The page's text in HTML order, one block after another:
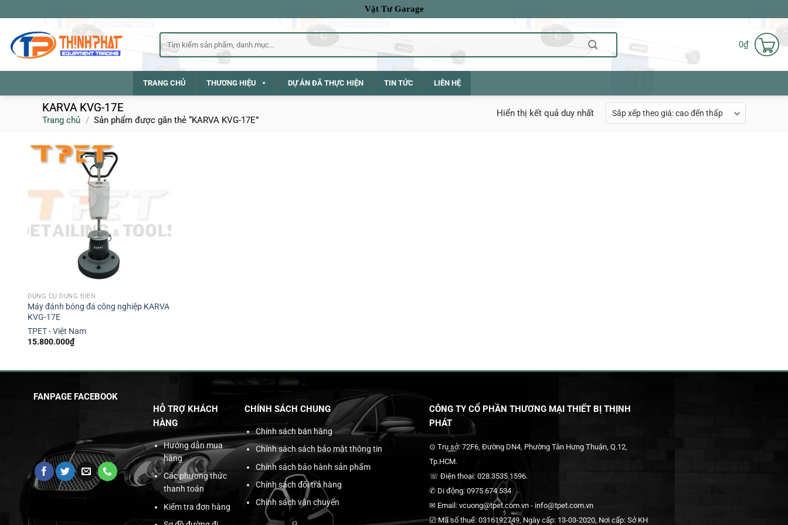
qua
dung
Vật Tư Garage
Tìm
kiếm:
0₫
TRANG CHỦ THƯƠNG HIỆU DỰ ÁN ĐÃ THỰC HIỆN TIN TỨC LIÊN HỆ
KARVA KVG-17E
Trang chủ / Sản phẩm được gắn thẻ “KARVA KVG-17E”
Hiển thị kết quả duy nhất
DỤNG CỤ DÙNG ĐIỆN
Máy đánh bóng đá công nghiệp KARVA
KVG-17E
TPET - Việt Nam
15.800.000₫
FANPAGE FACEBOOK
HỖ TRỢ KHÁCH
HÀNG
Hướng dẫn mua
hàng
Các phương thức
thanh toán
Kiểm tra đơn hàng
CHÍNH SÁCH CHUNG
Chính sách bán hàng
Chính sách sách bảo mật thông tin
Chính sách bảo hành sản phẩm
Chính sách đổi trả hàng
Chính sách vận chuyển
CÔNG TY CỔ PHẦN THƯƠNG MẠI THIẾT BỊ THỊNH
PHÁT
⊙ Trụ sở: 72F6, Đường DN4, Phường Tân Hưng Thuận, Q.12,
Tp.HCM.
☏ Điện thoại: 028.3535.1596.
✆ Di động: 0975.674.534
✉ Email: vcuong@tpet.com.vn - info@tpet.com.vn
☑ Mã số thuế: 0316192749, Ngày cấp: 13-03-2020, Nơi cấp: Sở KH